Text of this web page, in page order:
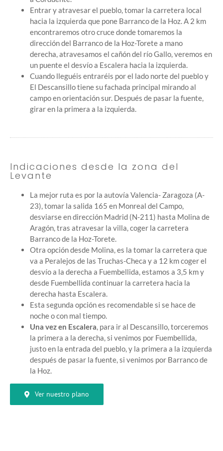
Entrar y atravesar el pueblo, tomar la carretera local
hacia la izquierda que pone Barranco de la Hoz. A 2 km
encontraremos otro cruce donde tomaremos la
dirección del Barranco de la Hoz-Torete a mano
derecha, atravesamos el cañón del río Gallo, veremos en
un puente el desvío a Escalera hacia la izquierda.
Cuando lleguéis entraréis por el lado norte del pueblo y
El Descansillo tiene su fachada principal mirando al
campo en orientación sur. Después de pasar la fuente,
girar en la primera a la izquierda.
Indicaciones desde la zona del
Levante
La mejor ruta es por la autovía Valencia- Zaragoza (A-
23), tomar la salida 165 en Monreal del Campo,
desviarse en dirección Madrid (N-211) hasta Molina de
Aragón, tras atravesar la villa, coger la carretera
Barranco de la Hoz-Torete.
Otra opción desde Molina, es la tomar la carretera que
va a Peralejos de las Truchas-Checa y a 12 km coger el
desvío a la derecha a Fuembellida, estamos a 3,5 km y
desde Fuembellida continuar la carretera hacia la
derecha hasta Escalera.
Esta segunda opción es recomendable si se hace de
noche o con mal tiempo.
Una vez en Escalera, para ir al Descansillo, torceremos
la primera a la derecha, si venimos por Fuembellida,
justo en la entrada del pueblo, y la primera a la izquierda
después de pasar la fuente, si venimos por Barranco de
la Hoz.
Ver nuestro plano